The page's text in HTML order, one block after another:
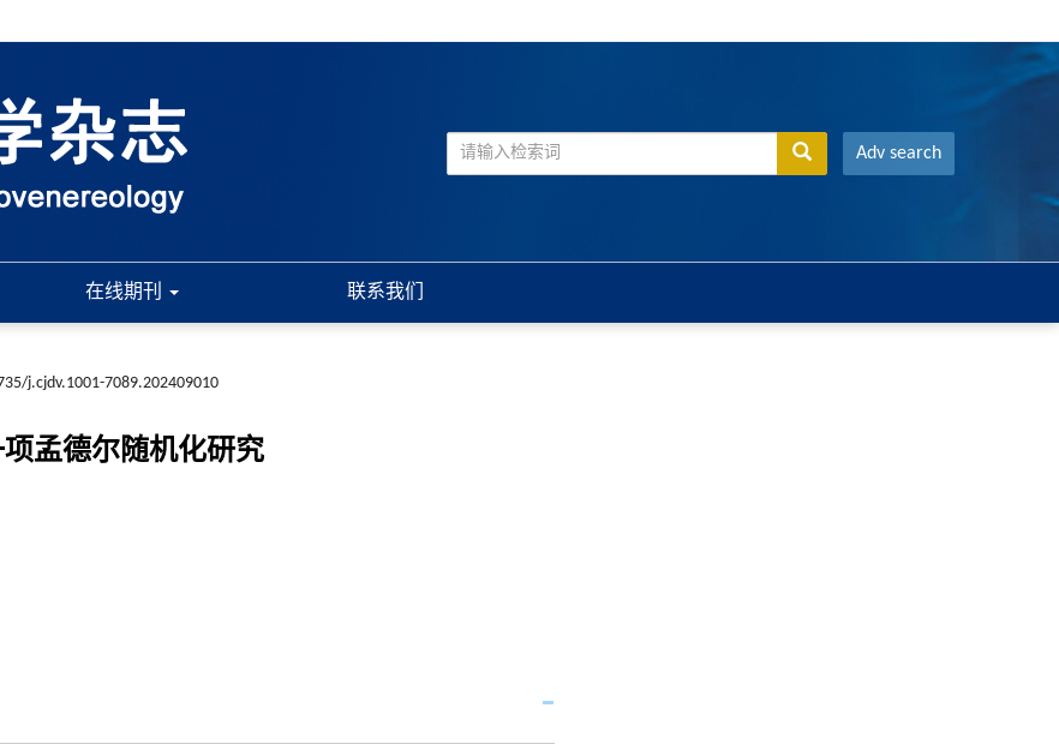
Adv search
在线期刊 联系我们
j.cjdv.1001-7089.202409010
孟德尔随机化研究